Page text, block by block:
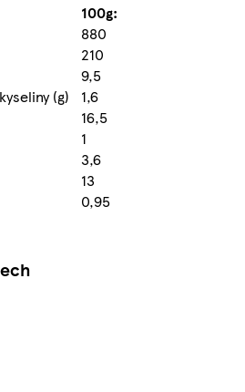
100g:
880
210
9,5
(g)
1,6
16,5
1
3,6
13
0,95